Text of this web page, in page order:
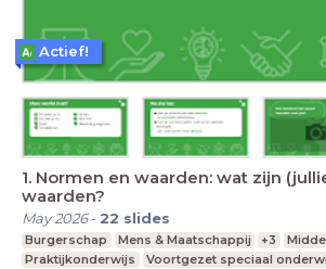
1. Normen en waarden: wat zijn
waarden?
May 2026- 22 slides
Burgerschap Mens & Maatschappij +3
Praktijkonderwijs
Voortgezet speciaal
Actief!